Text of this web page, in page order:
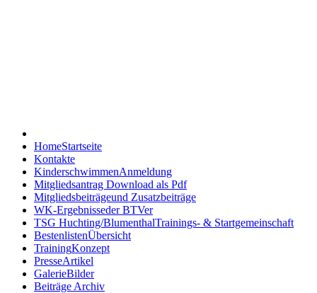
HomeStartseite
Kontakte
KinderschwimmenAnmeldung
Mitgliedsantrag Download als Pdf
Mitgliedsbeiträgeund Zusatzbeiträge
WK-Ergebnisseder BTVer
TSG Huchting/BlumenthalTrainings- & Startgemeinschaft
BestenlistenÜbersicht
TrainingKonzept
PresseArtikel
GalerieBilder
Beiträge Archiv